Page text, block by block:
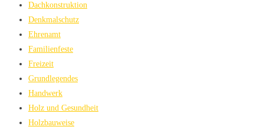
Dachkonstruktion
Denkmalschutz
Ehrenamt
Familienfeste
Freizeit
Grundlegendes
Handwerk
Holz und Gesundheit
Holzbauweise